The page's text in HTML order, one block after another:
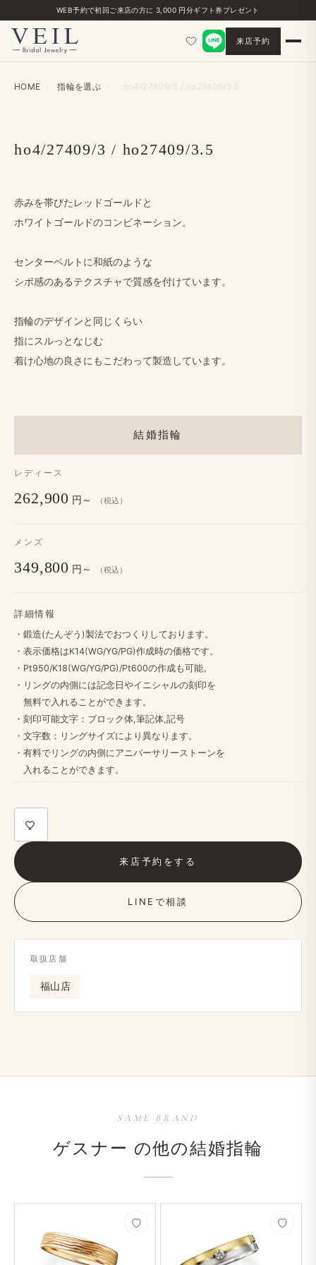
WEB予約で​初回ご来店の​方に​ 3,000 円分ギフト券プレゼント
来店予約
HOME › 指輪を​選ぶ › ho4/27409/3 / ho27409/3.5
ho4/27409/3 / ho27409/3.5
取扱店舗
福山店
結婚指輪
レディース
262,900 円～ （税込）
メンズ
349,800 円～ （税込）
詳細情報
・鍛造(たんぞう​)製法で​おつくりしております。
・​表示価格は​K14(WG/YG/PG)作成時の​価格です。
・Pt950/K18(WG/YG/PG)/Pt600の​作成も​可能。
・リングの​内側には​記念日や​イニシャルの​刻印を
無料で​入れる​ことができます。
・​刻印可能文字：ブロック体,筆記体,記号
・文字数：リングサイズに​より​異なります。
・​有料で​リングの​内側に​アニバーサリーストーンを
入れる​ことができます。​
赤みを​帯びた​レッドゴールドと
ホワイトゴールドの​コンビネーション。
センターベルトに​和紙のような
シボ感の​ある​テクスチャで​質感を​付けています。
指輪の​デザインと​同じくらい
指に​スルっと​なじむ
着け心地の​良さにも​こだわって​製造しています。
来店予約を​する
LINEで​相談
SAME BRAND
ゲスナー の​他の​結婚​指輪